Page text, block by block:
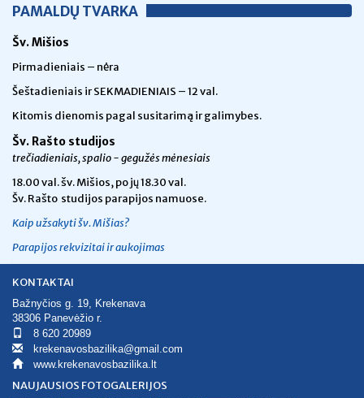
PAMALDŲ TVARKA
Šv. Mišios
Pirmadieniais – nėra
Šeštadieniais ir SEKMADIENIAIS – 12 val.
Kitomis dienomis pagal susitarimą ir galimybes.
Šv. Rašto studijos
trečiadieniais, spalio - gegužės mėnesiais
18.00 val.šv. Mišios, po jų 18.30 val.
Šv. Rašto studijos parapijos namuose.
Kaip užsakyti šv. Mišias?
Parapijos rekvizitai ir aukojimas
KONTAKTAI
Bažnyčios g. 19, Krekenava
38306 Panevėžio r.
8 620 20989
krekenavosbazilika@gmail.com
www.krekenavosbazilika.lt
NAUJAUSIOS FOTOGALERIJOS